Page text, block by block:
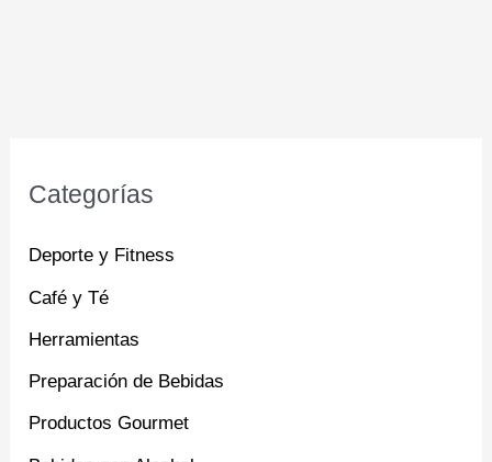
Categorías
Deporte y Fitness
Café y Té
Herramientas
Preparación de Bebidas
Productos Gourmet